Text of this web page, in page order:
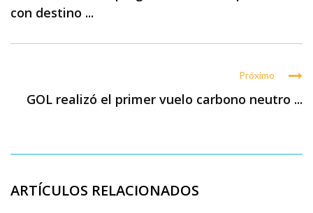
con destino ...
Próximo
GOL realizó el primer vuelo carbono neutro ...
ARTÍCULOS RELACIONADOS